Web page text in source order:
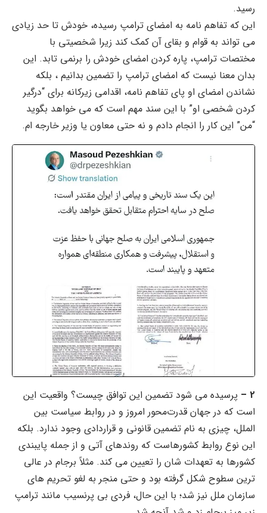
رسید.
این که تفاهم نامه به امضای ترامپ رسیده، خودش تا حد زیادی
می تواند به قوام و بقای آن کمک کند زیرا شخصیتی با
مختصات ترامپ، پاره کردن امضای خودش را برنمی تابد. این
بدان معنا نیست که امضای ترامپ را تضمین بدانیم ، بلکه
نشاندن امضای او پای تفاهم نامه، اقدامی زیرکانه برای “درگیر
کردن شخصی او” با این سند مهم است که می خواهد بگوید
“من” این کار را انجام دادم و نه حتی معاون یا وزیر خارجه ام.
2 –
پرسیده می شود تضمین این توافق چیست؟ واقعیت این
است که در جهان قدرت‌محور امروز و در روابط سیاست بین
الملل، چیزی به نام تضمین قانونی و قراردادی وجود ندارد. بلکه
این نوع روابط کشورهاست که روندهای آتی و از جمله پایبندی
کشورها به تعهدات شان را تعیین می کند. مثلاً برجام در عالی
ترین سطوح شکل گرفته بود و حتی منجر به لغو تحریم های
سازمان ملل نیز شد؛ با این حال، فردی بی پرنسیب مانند ترامپ